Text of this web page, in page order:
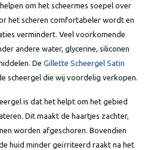
om het scheermes soepel over
het scheren comfortabeler wordt en
vermindert. Veel voorkomende
andere water, glycerine, siliconen
De Gillette Scheergel Satin
scheergel die wij voordelig verkopen.
is dat het helpt om het gebied
Dit maakt de haartjes zachter,
worden afgeschoren. Bovendien
huid minder geïrriteerd raakt na het